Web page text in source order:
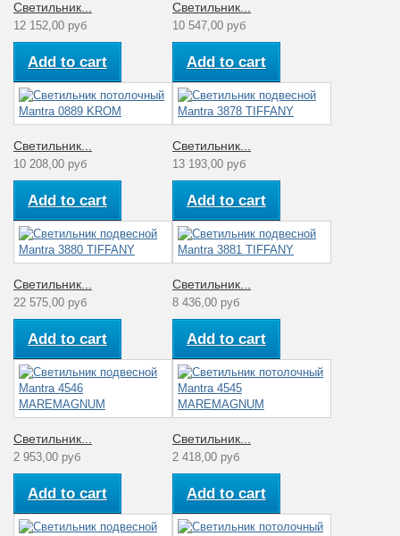
Светильник...
12 152,00 руб
Add to cart
Светильник...
10 547,00 руб
Add to cart
Светильник...
10 208,00 руб
Add to cart
Светильник...
13 193,00 руб
Add to cart
Светильник...
22 575,00 руб
Add to cart
Светильник...
8 436,00 руб
Add to cart
Светильник...
2 953,00 руб
Add to cart
Светильник...
2 418,00 руб
Add to cart